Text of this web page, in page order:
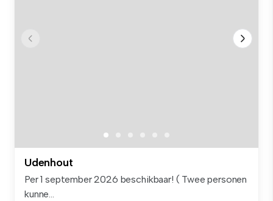
Udenhout
Per 1 september 2026 beschikbaar! ( Twee personen
kunne...